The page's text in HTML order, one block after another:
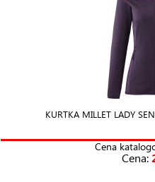
KURTKA MILLET LADY
Cena
Cena: